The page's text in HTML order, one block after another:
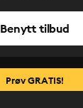
Benytt tilbud
Prøv GRATIS!